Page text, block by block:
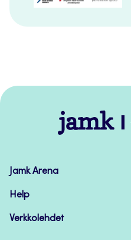
Jamk
–
Jamk Arena
Help
Verkkolehdet